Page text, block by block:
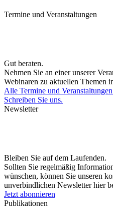
Termine und Veranstaltungen
Gut beraten.
Nehmen Sie an einer unserer
Webinaren zu aktuellen Themen
Alle Termine und
Schreiben Sie uns.
Newsletter
Bleiben Sie auf dem Laufenden.
Sollten Sie regelmäßig
wünschen, können Sie unseren
unverbindlichen Newsletter hier
Jetzt abonnieren
Publikationen